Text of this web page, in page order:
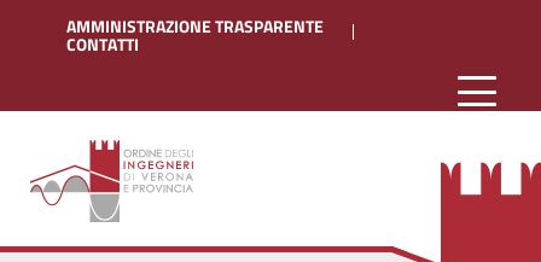
AMMINISTRAZIONE TRASPARENTE
CONTATTI